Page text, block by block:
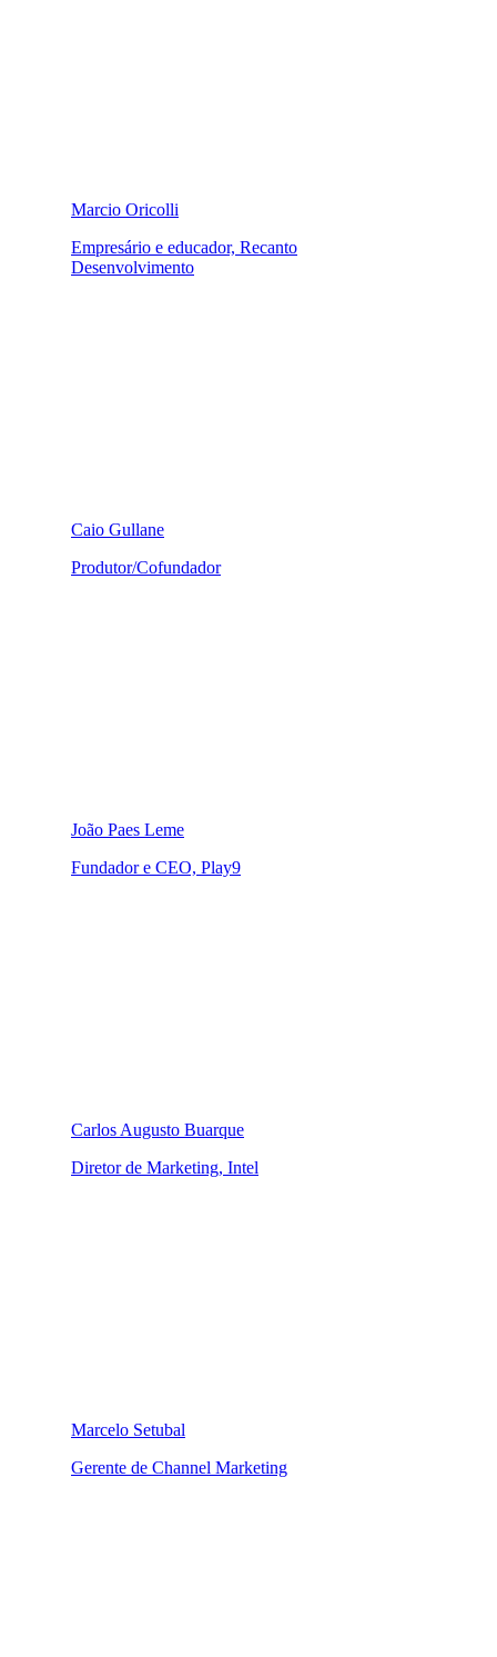
Marcio Oricolli
Empresário e educador, Recanto
Desenvolvimento
Caio Gullane
Produtor/Cofundador
João Paes Leme
Fundador e CEO, Play9
Carlos Augusto Buarque
Diretor de Marketing, Intel
Marcelo Setubal
Gerente de Channel Marketing